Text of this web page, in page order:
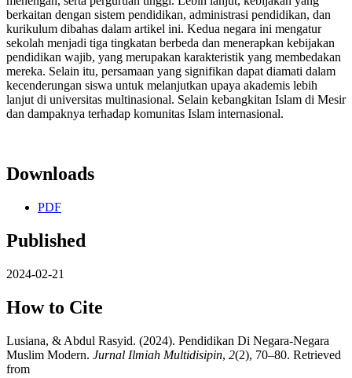
berkaitan dengan sistem pendidikan, administrasi pendidikan, dan
kurikulum dibahas dalam artikel ini. Kedua negara ini mengatur
sekolah menjadi tiga tingkatan berbeda dan menerapkan kebijakan
pendidikan wajib, yang merupakan karakteristik yang membedakan
mereka. Selain itu, persamaan yang signifikan dapat diamati dalam
kecenderungan siswa untuk melanjutkan upaya akademis lebih
lanjut di universitas multinasional. Selain kebangkitan Islam di Mesir
dan dampaknya terhadap komunitas Islam internasional.
Downloads
PDF
Published
2024-02-21
How to Cite
Lusiana, & Abdul Rasyid. (2024). Pendidikan Di Negara-Negara
Muslim Modern. Jurnal Ilmiah Multidisipin, 2(2), 70–80. Retrieved
from